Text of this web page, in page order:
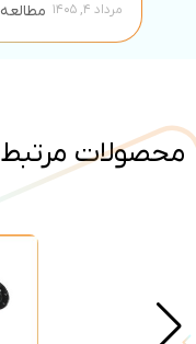
مرداد ۴, ۱۴۰۵ مطالعه
محصولات مرتبط